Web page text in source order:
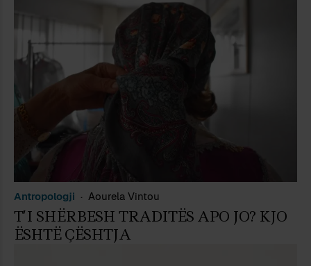
Antropologji Aourela Vintou
T’I SHËRBESH TRADITËS APO JO? KJO
ËSHTË ÇËSHTJA